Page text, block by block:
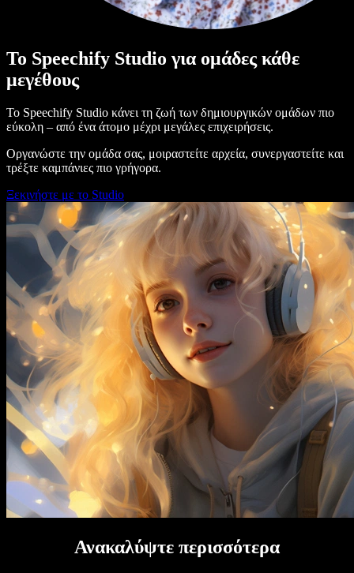
Το Speechify Studio για ομάδες κάθε
μεγέθους
Το Speechify Studio κάνει τη ζωή των δημιουργικών ομάδων πιο
εύκολη – από ένα άτομο μέχρι μεγάλες επιχειρήσεις.
Οργανώστε την ομάδα σας, μοιραστείτε αρχεία, συνεργαστείτε και
τρέξτε καμπάνιες πιο γρήγορα.
Ξεκινήστε με το Studio
Ανακαλύψτε περισσότερα